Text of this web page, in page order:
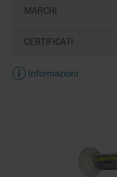
MARCHI
CERTIFICATI
Informazioni